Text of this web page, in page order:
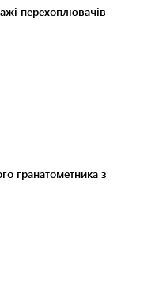
перехоплювачів
гранатометника з